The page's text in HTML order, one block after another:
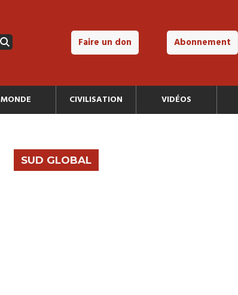
Faire un don Abonnement
MONDE CIVILISATION VIDÉOS
SUD GLOBAL